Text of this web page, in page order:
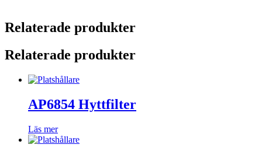
Relaterade produkter
Relaterade produkter
AP6854 Hyttfilter
Läs mer